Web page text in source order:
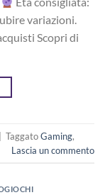
variazioni.
Scopri di
TaggatoGaming,
Lascia un commento